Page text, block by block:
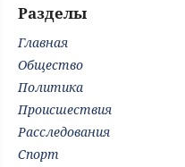
Разделы
Главная
Общество
Политика
Происшествия
Расследования
Спорт